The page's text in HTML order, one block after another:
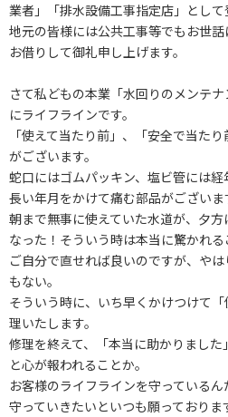
業者」「排水設備工事指定店」として
地元の皆様には公共工事等でもお世
お借りして御礼申し上げます。
さて私どもの本業「水回りのメンテ
にライフラインです。
「使えて当たり前」、「安全で当た
がございます。
蛇口にはゴムパッキン、塩ビ管には
長い年月をかけて痛む部品がございま
朝まで無事に使えていた水道が、夕
なった！そういう時は本当に驚かれる
ご自分で直せれば良いのですが、や
もない。
そういう時に、いち早くかけつけて
理いたします。
修理を終えて、「本当に助かりまし
と心が報われることか。
お客様のライフラインを守っている
守っていきたいといつも願っておりま